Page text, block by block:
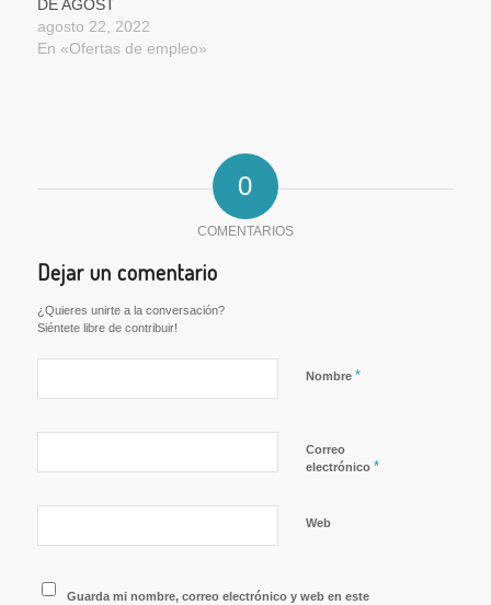
DE AGOST
agosto 22, 2022
En «Ofertas de empleo»
0
COMENTARIOS
Dejar un comentario
¿Quieres unirte a la conversación?
Siéntete libre de contribuir!
Nombre *
Correo
electrónico *
Web
Guarda mi nombre, correo electrónico y web en este